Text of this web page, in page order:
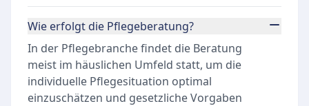
Wie erfolgt die Pflegeberatung?
In der Pflegebranche findet die Beratung
meist im häuslichen Umfeld statt, um die
individuelle Pflegesituation optimal
einzuschätzen und gesetzliche Vorgaben